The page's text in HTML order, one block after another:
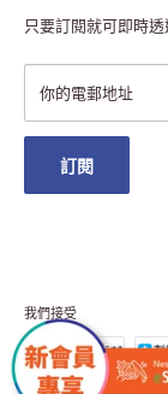
註冊NESCAFÉ®
常見問題
雀巢會員獎賞
澳門地區送貨
只要訂閱就可即時
你的電郵地址
訂閱
我們接受